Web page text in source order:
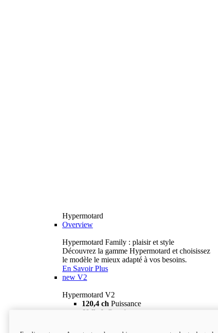
Hypermotard
Overview
Hypermotard Family : plaisir et style
Découvrez la gamme Hypermotard et choisissez
le modèle le mieux adapté à vos besoins.
En Savoir Plus
new V2
Hypermotard V2
120,4 ch Puissance
69 lb-ft
Couple
18 895 $